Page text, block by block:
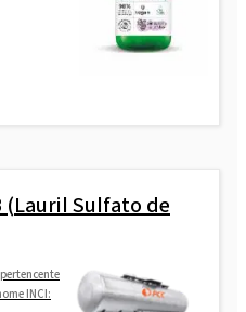
(Lauril Sulfato de
INCI: